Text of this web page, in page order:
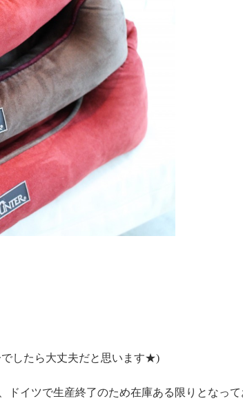
したら大丈夫だと思います★)
イツで生産終了のため在庫ある限りとなって